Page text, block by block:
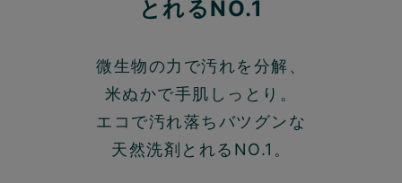
とれるNO.1
微生物の力で汚れを分解、
米ぬかで手肌しっとり。
エコで汚れ落ちバツグンな
天然洗剤とれるNO.1。